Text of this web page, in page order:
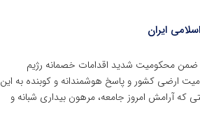
ایران
ضمن محکومیت شدید اقدامات خصمانه رژیم
ارضی کشور و پاسخ هوشمندانه و کوبنده به این
که آرامش امروز جامعه، مرهون بیداری شبانه و